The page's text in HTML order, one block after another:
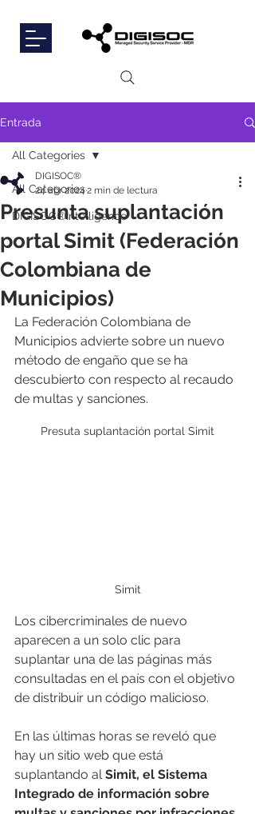
Entrada
All Categories
DIGISOC®Intelligence
All Categories
Presunta suplantación
portal Simit (Federación
Colombiana de
Municipios)
DIGISOC®
24 abr 20242 min de lectura
La Federación Colombiana de
Municipios advierte sobre un nuevo
método de engaño que se ha
descubierto con respecto al recaudo
de multas y sanciones.
Presuta suplantación portal Simit
Simit
Los cibercriminales de nuevo
aparecen a un solo clic para
suplantar una de las páginas más
consultadas en el país con el objetivo
de distribuir un código malicioso.
En las últimas horas se reveló que
hay un sitio web que está
suplantando al Simit, el Sistema
Integrado de información sobre